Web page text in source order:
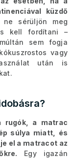
küzdő
sérüljön meg
is kell fordítani –
sem fogja
kókuszrostos vagy
után is
rugók, a matrac
súlya miatt, és
el a matracot az
Egy igazán